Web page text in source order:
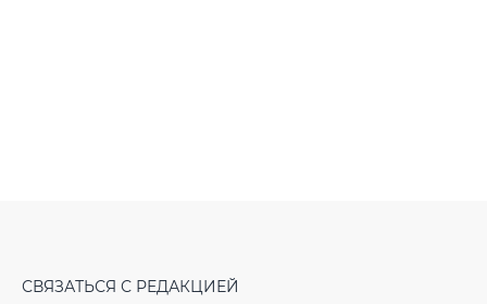
СВЯЗАТЬСЯ С РЕДАКЦИЕЙ